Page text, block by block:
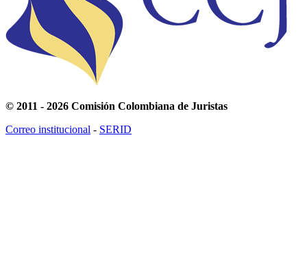
© 2011 - 2026 Comisión Colombiana de Juristas
Correo institucional - SERID